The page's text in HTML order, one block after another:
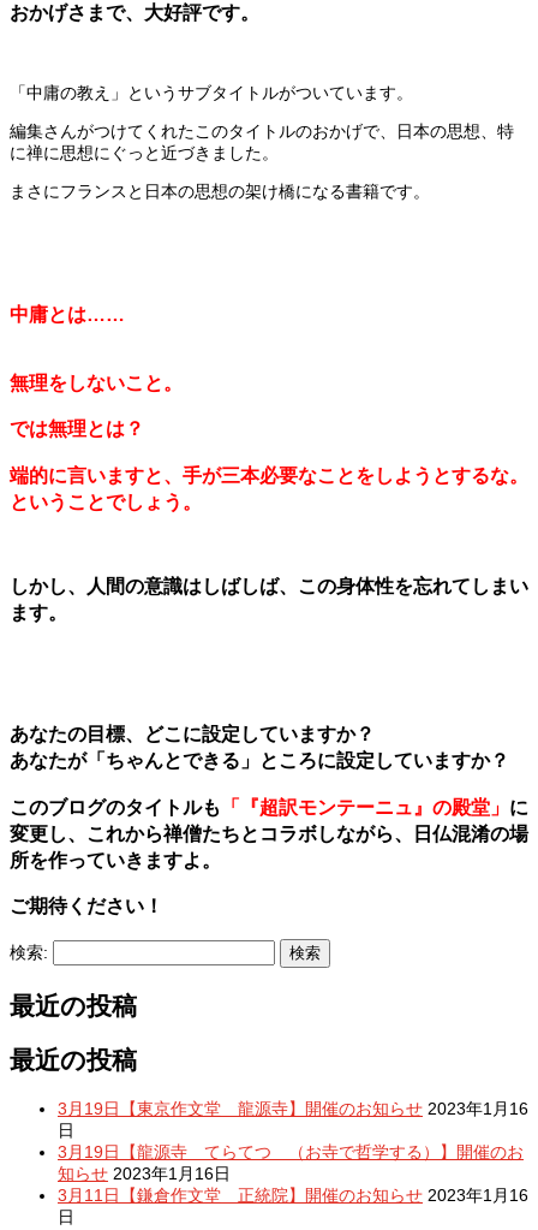
おかげさまで、大好評です。
「中庸の教え」というサブタイトルがついています。
編集さんがつけてくれたこのタイトルのおかげで、日本の思想、特
に禅に思想にぐっと近づきました。
まさにフランスと日本の思想の架け橋になる書籍です。
中庸とは……
無理をしないこと。
では無理とは？
端的に言いますと、 手が三本必要なことをしようとするな。
ということでしょう。
しかし、人間の意識はしばしば、この身体性を忘れてしまい
ます。
あなたの目標、どこに設定していますか？
あなたが「ちゃんとできる」ところに設定していますか？
このブログのタイトルも 「『超訳モンテーニュ』の殿堂」 に
変更し、これから禅僧たちとコラボしながら、日仏混淆の場
所を作っていきますよ。
ご期待ください！
検索:
最近の投稿
最近の投稿
3月19日【東京作文堂 龍源寺】開催のお知らせ 2023年1月16
日
3月19日【龍源寺 てらてつ （お寺で哲学する）】開催のお
知らせ 2023年1月16日
3月11日【鎌倉作文堂 正統院】開催のお知らせ 2023年1月16
日